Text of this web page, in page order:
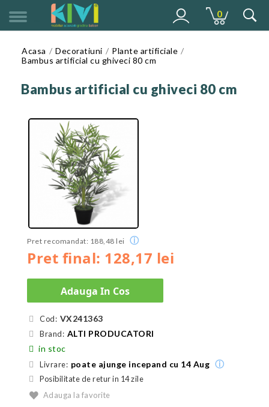
0
Acasa Decoratiuni
Plante artificiale
Bambus artificial cu ghiveci 80 cm
Bambus artificial cu ghiveci 80 cm
Pret final: 128,17 lei
Pret recomandat: 188,48 lei ⓘ
Adauga In Cos
Cod: VX241363
Brand: ALTI PRODUCATORI
in stoc
Livrare: poate ajunge incepand cu 14 Aug ⓘ
Posibilitate de retur in 14 zile
Adauga la favorite